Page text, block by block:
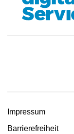
Impressum
Barrierefreiheit